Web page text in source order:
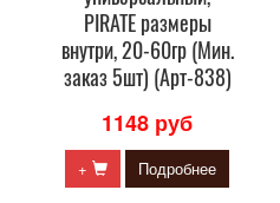
PIRATE размеры
внутри, 20-60гр (Мин.
заказ 5шт) (Арт-838)
1148 руб
+ Подробнее